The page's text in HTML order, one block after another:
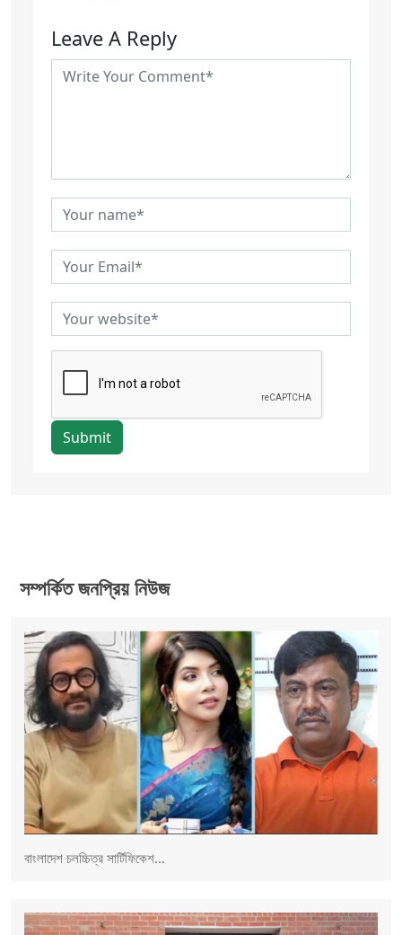
Leave A Reply
Submit
সম্পর্কিত জনপ্রিয় নিউজ
বাংলাদেশ চলচ্চিত্র সার্টিফিকেশ...